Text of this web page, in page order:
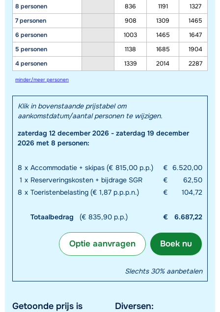
8 personen
7 personen
6 personen
5 personen
4 personen
836 1191
1327
908
1309
1465
1003
1465
1647
1138
1685
1904
1339
2014 2287
minder/meer personen
Klik in bovenstaande prijstabel om
aankomstdatum/aantal personen te wijzigen.
zaterdag 12 december 2026 - zaterdag 19 december
2026 met 8 personen:
8 x Accommodatie + skipas (€ 815,00 p.p.) € 6.520,00
1 x Reserveringskosten + bijdrage SGR €
62,50
8 x Toeristenbelasting (€ 1,87 p.p.p.n.) € 104,72
Totaalbedrag (€ 835,90 p.p.) € 6.687,22
Boek nu
Optie aanvragen
Slechts 30% aanbetalen
Getoonde prijs is
Diversen: